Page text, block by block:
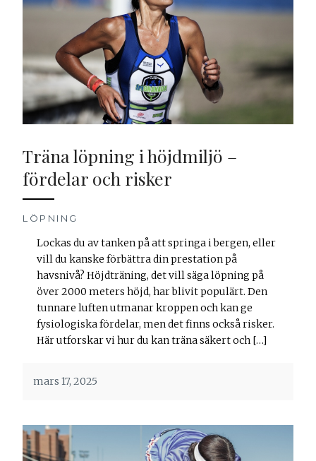
Träna löpning i höjdmiljö –
fördelar och risker
LÖPNING
Lockas du av tanken på att springa i bergen, eller
vill du kanske förbättra din prestation på
havsnivå? Höjdträning, det vill säga löpning på
över 2000 meters höjd, har blivit populärt. Den
tunnare luften utmanar kroppen och kan ge
fysiologiska fördelar, men det finns också risker.
Här utforskar vi hur du kan träna säkert och […]
mars 17, 2025